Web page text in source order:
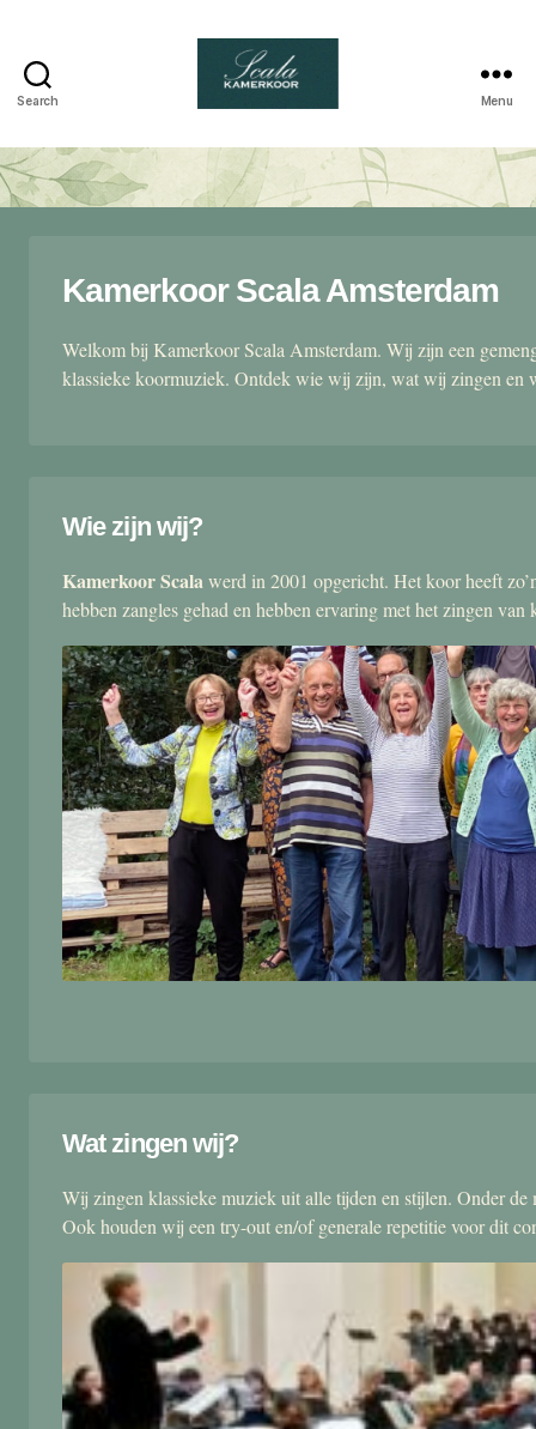
Search
kamerkoor
Menu
Kamerkoor Scala Amsterdam
Welkom bij Kamerkoor Scala Amsterdam. Wij zijn een
klassieke koormuziek. Ontdek wie wij zijn, wat wij zingen en
Wie zijn wij?
Kamerkoor Scalawerd in 2001 opgericht. Het koor heeft
hebben zangles gehad en hebben ervaring met het zingen van
Wat zingen wij?
Wij zingen klassieke muziek uit alle tijden en stijlen. Onder
Ook houden wij een try-out en/of generale repetitie voor dit